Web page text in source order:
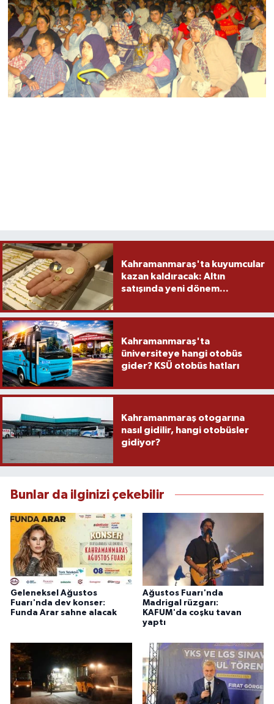
Kahramanmaraş'ta kuyumcular
kazan kaldıracak: Altın
satışında yeni dönem...
Kahramanmaraş'ta
üniversiteye hangi otobüs
gider? KSÜ otobüs hatları
Kahramanmaraş otogarına
nasıl gidilir, hangi otobüsler
gidiyor?
Bunlar da ilginizi çekebilir
Geleneksel Ağustos
Fuarı'nda dev konser:
Funda Arar sahne alacak
Ağustos Fuarı'nda
Madrigal rüzgarı:
KAFUM'da coşku tavan
yaptı